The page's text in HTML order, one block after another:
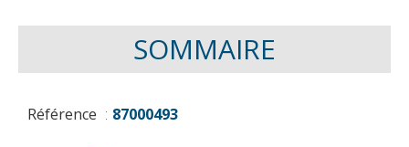
SOMMAIRE
Référence 87000493